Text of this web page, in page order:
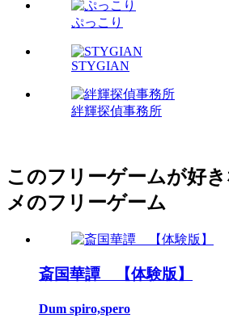
ぷっこり
STYGIAN
絆輝探偵事務所
このフリーゲームが好
メのフリーゲーム
斎国華譚 【体験版】
Dum spiro,spero